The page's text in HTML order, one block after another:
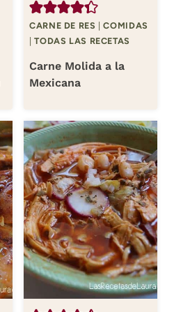
CARNE DE RES |COMIDAS
|TODAS LAS RECETAS
Carne Molida a la
Mexicana